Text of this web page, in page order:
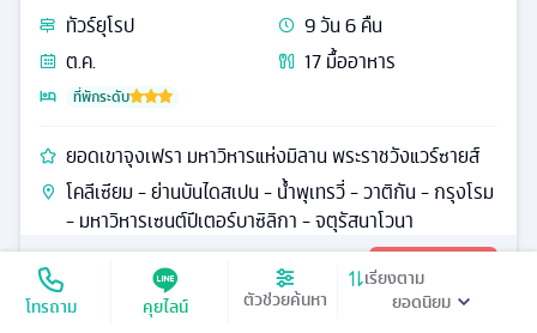
โทรถาม คุยไลน์ ตัวช่วยค้นหา
เรียงตาม
ทัวร์ยุโรป 9วัน6คืน
ต.ค.
17มื้ออาหาร
ที่พักระดับ
ยอดเขาจุงเฟรา มหาวิหารแห่งมิลาน พระราชวังแวร์ซายส์
โคลีเซียม - ย่านบันไดสเปน - น้ำพุเทรวี่ - วาติกัน - กรุงโรม
- มหาวิหารเซนต์ปีเตอร์บาซิลิกา - จตุรัสนาโวนา
เริ่มต้น95,990 ดูรายละเอียด